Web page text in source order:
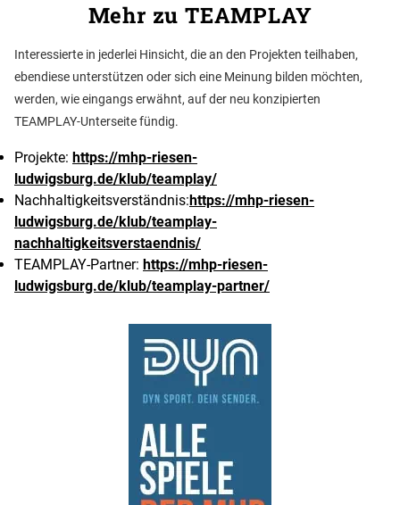
Mehr zu TEAMPLAY
Interessierte in jederlei Hinsicht, die an den Projekten teilhaben,
ebendiese unterstützen oder sich eine Meinung bilden möchten,
werden, wie eingangs erwähnt, auf der neu konzipierten
TEAMPLAY-Unterseite fündig.
Projekte: https://mhp-riesen-
ludwigsburg.de/klub/teamplay/
Nachhaltigkeitsverständnis: https://mhp-riesen-
ludwigsburg.de/klub/teamplay-
nachhaltigkeitsverstaendnis/
TEAMPLAY-Partner: https://mhp-riesen-
ludwigsburg.de/klub/teamplay-partner/